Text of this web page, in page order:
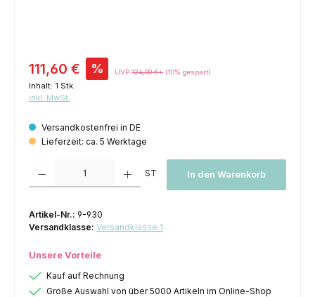
Verkaufspreis:
111,60 € % UVP 124,00 €* (10% gespart)
Inhalt: 1 Stk.
inkl. MwSt.
Versandkostenfrei in DE
Lieferzeit: ca. 5 Werktage
ST In den Warenkorb
Artikel-Nr.: 9-930
Versandklasse: Versandklasse 1
Unsere Vorteile
Kauf auf Rechnung
Große Auswahl von über 5000 Artikeln im Online-Shop